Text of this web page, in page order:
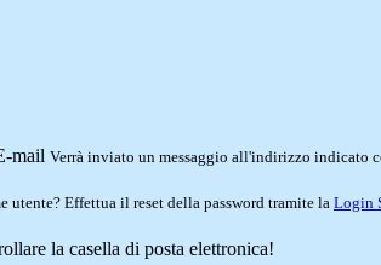
mail Verrà inviato un messaggio all'indirizzo indicato
utente? Effettua il reset della password tramite la Login
la casella di posta elettronica!